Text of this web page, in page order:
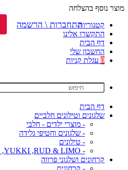
מוצר נוסף בהצלחה
קטגוריות
התקשרו אלינו
דף הבית
החשבון שלי
0 עגלת קניות
דף הבית
שלגונים וטילונים חלביים
- מוצרי ילדים - חלבי
- שלגונים וחטיפי גלידה
- טילונים
- SVALYA ,YUKKI ,RUD & LIMO
קרחונים ושלגוני פרווה
- קרחונים
התחברות \ הרשמה